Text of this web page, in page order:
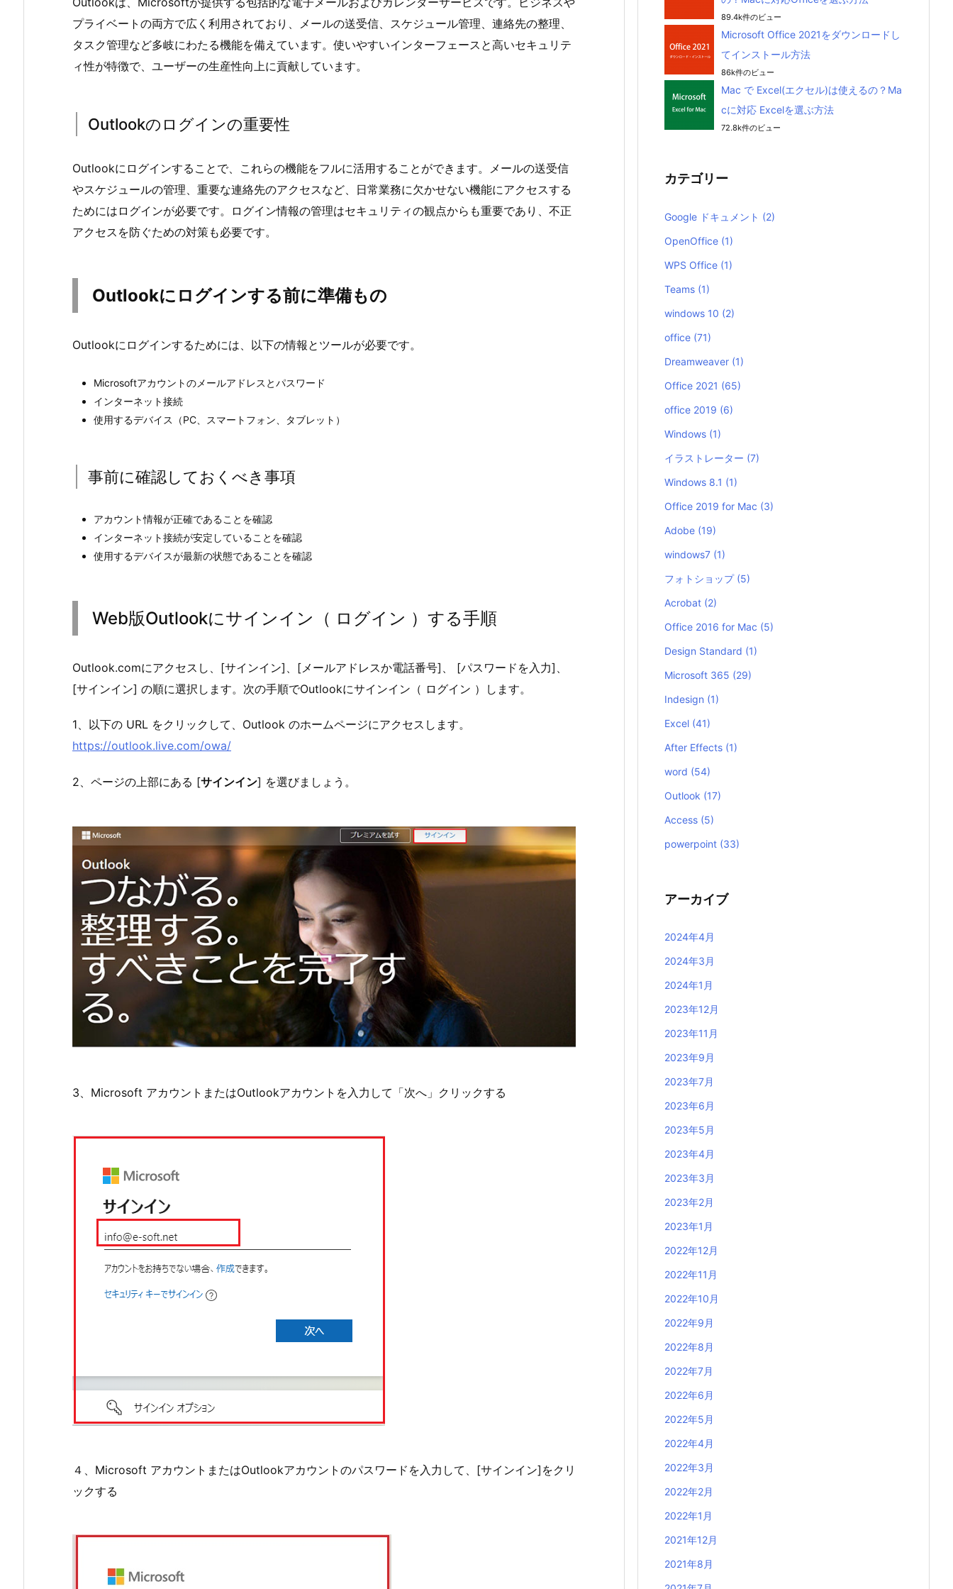
プライベートの両方で広く利用されており、メールの送受信、スケジュール管理、連絡先の整理、
タスク管理など多岐にわたる機能を備えています。使いやすいインターフェースと高いセキュリテ
ィ性が特徴で、ユーザーの生産性向上に貢献しています。
Outlookのログインの重要性
Outlookにログインすることで、これらの機能をフルに活用することができます。メールの送受信
やスケジュールの管理、重要な連絡先のアクセスなど、日常業務に欠かせない機能にアクセスする
ためにはログインが必要です。ログイン情報の管理はセキュリティの観点からも重要であり、不正
アクセスを防ぐための対策も必要です。
Outlookにログインする前に準備もの
Outlookにログインするためには、以下の情報とツールが必要です。
Microsoftアカウントのメールアドレスとパスワード
インターネット接続
使用するデバイス（PC、スマートフォン、タブレット）
事前に確認しておくべき事項
アカウント情報が正確であることを確認
インターネット接続が安定していることを確認
使用するデバイスが最新の状態であることを確認
Web版Outlookにサインイン（ ログイン ）する手順
Outlook.comにアクセスし、[サインイン]、[メールアドレスか電話番号]、 [パスワードを入力]、
[サインイン] の順に選択します。次の手順でOutlookにサインイン（ ログイン ）します。
1、以下の URL をクリックして、Outlook のホームページにアクセスします。
https://outlook.live.com/owa/
2、ページの上部にある [サインイン] を選びましょう。
3、Microsoft アカウントまたはOutlookアカウントを入力して「次へ」クリックする
４、Microsoft アカウントまたはOutlookアカウントのパスワードを入力して、[サインイン]をクリ
ックする
89.4k件のビュー
Microsoft Office 2021をダウンロードし
てインストール方法
86k件のビュー
Mac で Excel(エクセル)は使えるの？Ma
cに対応 Excelを選ぶ方法
72.8k件のビュー
カテゴリー
Google ドキュメント (2)
OpenOffice (1)
WPS Office (1)
Teams (1)
windows 10 (2)
office (71)
Dreamweaver (1)
Office 2021 (65)
office 2019 (6)
Windows (1)
イラストレーター (7)
Windows 8.1 (1)
Office 2019 for Mac (3)
Adobe (19)
windows7 (1)
フォトショップ (5)
Acrobat (2)
Office 2016 for Mac (5)
Design Standard (1)
Microsoft 365 (29)
Indesign (1)
Excel (41)
After Effects (1)
word (54)
Outlook (17)
Access (5)
powerpoint (33)
アーカイブ
2024年4月
2024年3月
2024年1月
2023年12月
2023年11月
2023年9月
2023年7月
2023年6月
2023年5月
2023年4月
2023年3月
2023年2月
2023年1月
2022年12月
2022年11月
2022年10月
2022年9月
2022年8月
2022年7月
2022年6月
2022年5月
2022年4月
2022年3月
2022年2月
2022年1月
2021年12月
2021年8月